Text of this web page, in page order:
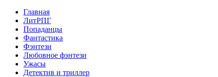
Главная
ЛитРПГ
Попаданцы
Фантастика
Фэнтези
Любовное фэнтези
Ужасы
Детектив и триллер